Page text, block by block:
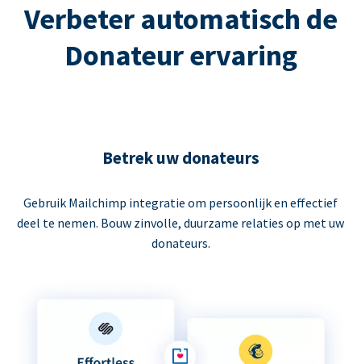
Verbeter automatisch de
Donateur ervaring
Betrek uw donateurs
Gebruik Mailchimp integratie om persoonlijk en effectief
deel te nemen. Bouw zinvolle, duurzame relaties op met uw
donateurs.